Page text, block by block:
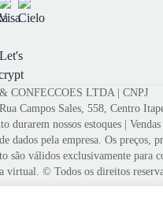
CONFECCOES LTDA | CNPJ
Campos Sales, 558, Centro
durarem nossos estoques |
dados pela empresa. Os preços,
são válidos exclusivamente para
virtual. © Todos os direitos